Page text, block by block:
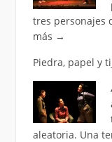
tres personajes
más →
Piedra, papel y
aleatoria. Una